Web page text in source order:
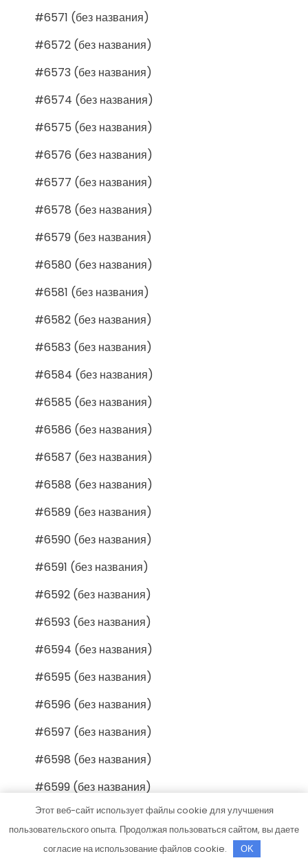
#6571 (без названия)
#6572 (без названия)
#6573 (без названия)
#6574 (без названия)
#6575 (без названия)
#6576 (без названия)
#6577 (без названия)
#6578 (без названия)
#6579 (без названия)
#6580 (без названия)
#6581 (без названия)
#6582 (без названия)
#6583 (без названия)
#6584 (без названия)
#6585 (без названия)
#6586 (без названия)
#6587 (без названия)
#6588 (без названия)
#6589 (без названия)
#6590 (без названия)
#6591 (без названия)
#6592 (без названия)
#6593 (без названия)
#6594 (без названия)
#6595 (без названия)
#6596 (без названия)
#6597 (без названия)
#6598 (без названия)
#6599 (без названия)
#6600 (без названия)
Этот веб-сайт использует файлы cookie для улучшения
пользовательского опыта. Продолжая пользоваться сайтом, вы даете
согласие на использование файлов cookie.
OK